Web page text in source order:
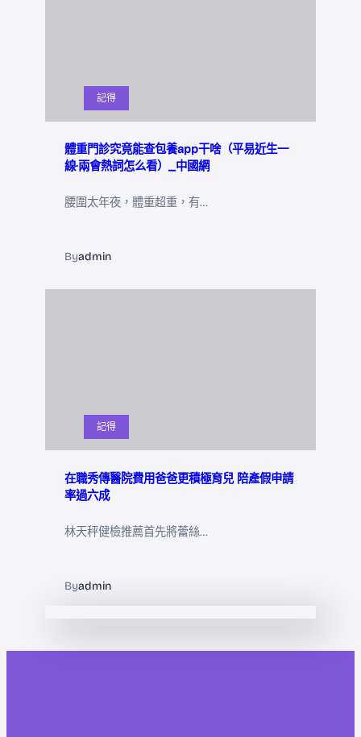
記得
體重門診究竟能查包養app干啥（平易近生一
線·兩會熱詞怎么看）_中國網
腰圍太年夜，體重超重，有…
Byadmin
記得
在職秀傳醫院費用爸爸更積極育兒 陪產假申請
率過六成
林天秤健檢推薦首先將蕾絲…
Byadmin